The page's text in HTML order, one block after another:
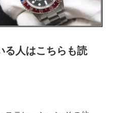
る人はこちらも読